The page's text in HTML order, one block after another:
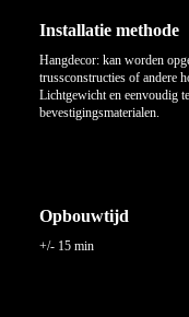
Installatie methode
Hangdecor: kan worden
trussconstructies of andere
Lichtgewicht en eenvoudig
bevestigingsmaterialen.
Opbouwtijd
+/- 15 min